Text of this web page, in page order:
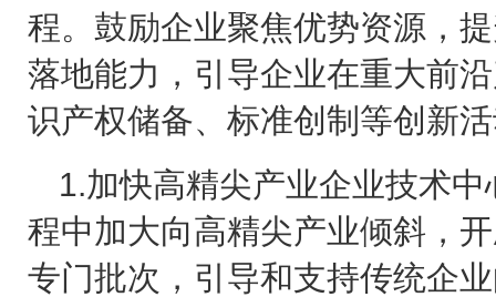
程。鼓励企业聚焦优势资源，
落地能力，引导企业在重大前
识产权储备、标准创制等创新
1.加快高精尖产业企业技术
程中加大向高精尖产业倾斜，
专门批次，引导和支持传统企